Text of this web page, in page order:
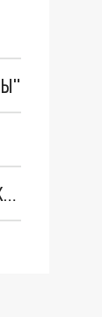
ДЕВОЧКА-ПОДРОСТОК УПАЛА С КРЫШИ 200-ЛЕТНЕЙ ЗАБРОШЕННОЙ ЦЕРКВИ В НИЖЕГОРОДСКОЙ ОБЛАСТИ